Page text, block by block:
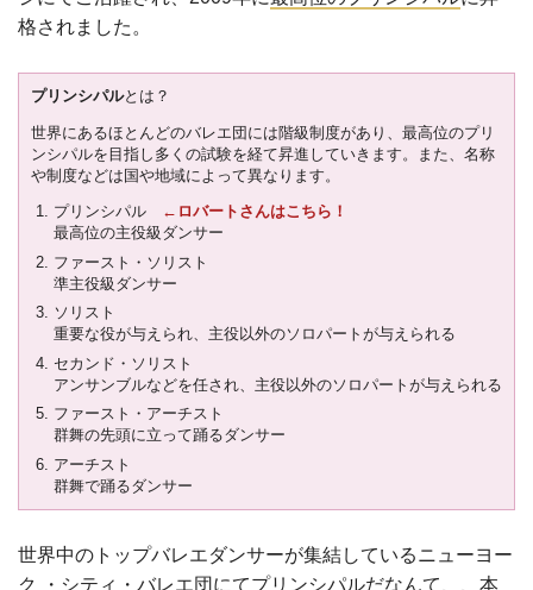
格されました。
プリンシパルとは？
世界にあるほとんどのバレエ団には階級制度があり、最高位のプリ
ンシパルを目指し多くの試験を経て昇進していきます。また、名称
や制度などは国や地域によって異なります。
プリンシパル
←ロバートさんはこちら！
最高位の主役級ダンサー
ファースト・ソリスト
準主役級ダンサー
ソリスト
重要な役が与えられ、主役以外のソロパートが与えられる
セカンド・ソリスト
アンサンブルなどを任され、主役以外のソロパートが与えられる
ファースト・アーチスト
群舞の先頭に立って踊るダンサー
アーチスト
群舞で踊るダンサー
世界中のトップバレエダンサーが集結しているニューヨー
ク ・シティ・バレエ団にてプリンシパルだなんて、、本